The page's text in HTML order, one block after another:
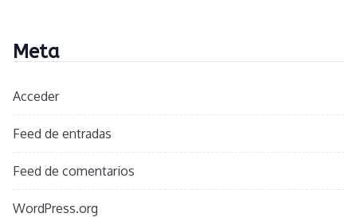
Meta
Acceder
Feed de entradas
Feed de comentarios
WordPress.org